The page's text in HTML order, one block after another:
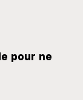
pour ne